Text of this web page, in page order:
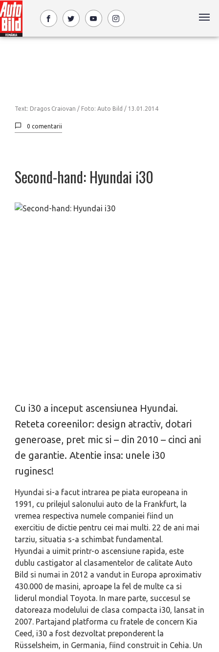
Text: Dragos Craiovan / Foto: Auto Bild / 13.01.2014
0 comentarii
Second-hand: Hyundai i30
Cu i30 a inceput ascensiunea Hyundai.
Reteta coreenilor: design atractiv, dotari
generoase, pret mic si – din 2010 – cinci ani
de garantie. Atentie insa: unele i30
ruginesc!
Hyundai si-a facut intrarea pe piata europeana in
1991, cu prilejul salonului auto de la Frankfurt, la
vremea respectiva numele companiei fiind un
exercitiu de dictie pentru cei mai multi. 22 de ani mai
tarziu, situatia s-a schimbat fundamental.
Hyundai a uimit printr-o ascensiune rapida, este
dublu castigator al clasamentelor de calitate Auto
Bild si numai in 2012 a vandut in Europa aproximativ
430.000 de masini, aproape la fel de multe ca si
liderul mondial Toyota. In mare parte, succesul se
datoreaza modelului de clasa compacta i30, lansat in
2007. Partajand platforma cu fratele de concern Kia
Ceed, i30 a fost dezvoltat preponderent la
Rüsselsheim, in Germania, fiind construit in Cehia. Un